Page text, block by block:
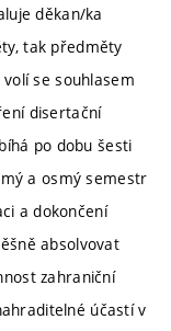
děkan/ka
tak předměty
se souhlasem
disertační
po dobu šesti
a osmý semestr
a dokončení
absolvovat
zahraniční
účastí v